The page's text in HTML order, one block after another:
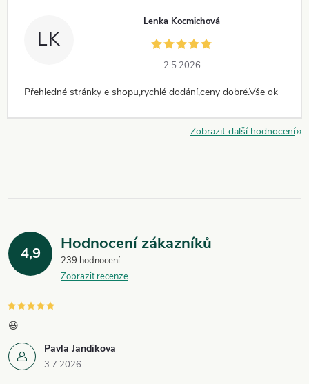
LK
Lenka Kocmichová
2.5.2026
Přehledné stránky e shopu,rychlé dodání,ceny dobré.Vše ok
Zobrazit další hodnocení
4,9 Hodnocení zákazníků
239 hodnocení
Zobrazit recenze
Pavla Jandikova
3.7.2026
😃